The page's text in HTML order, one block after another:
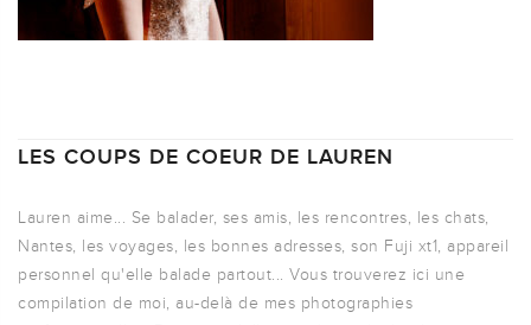
LES COUPS DE COEUR DE LAUREN
Lauren aime... Se balader, ses amis, les rencontres, les chats,
Nantes, les voyages, les bonnes adresses, son Fuji xt1, appareil
personnel qu'elle balade partout... Vous trouverez ici une
compilation de moi, au-delà de mes photographies